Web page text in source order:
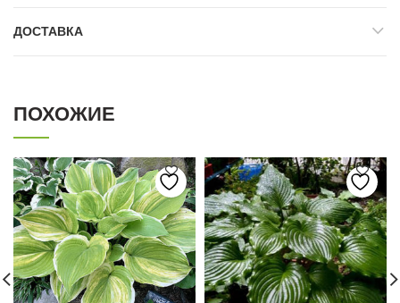
ДОСТАВКА
ПОХОЖИЕ